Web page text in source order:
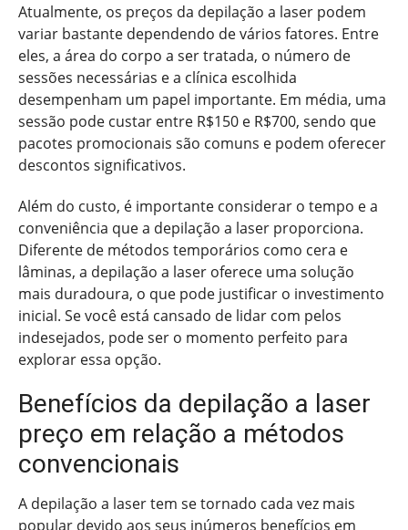
Atualmente, os preços da depilação a laser podem
variar bastante dependendo de vários fatores. Entre
eles, a área do corpo a ser tratada, o número de
sessões necessárias e a clínica escolhida
desempenham um papel importante. Em média, uma
sessão pode custar entre R$150 e R$700, sendo que
pacotes promocionais são comuns e podem oferecer
descontos significativos.
Além do custo, é importante considerar o tempo e a
conveniência que a depilação a laser proporciona.
Diferente de métodos temporários como cera e
lâminas, a depilação a laser oferece uma solução
mais duradoura, o que pode justificar o investimento
inicial. Se você está cansado de lidar com pelos
indesejados, pode ser o momento perfeito para
explorar essa opção.
Benefícios da depilação a laser
preço em relação a métodos
convencionais
A depilação a laser tem se tornado cada vez mais
popular devido aos seus inúmeros benefícios em